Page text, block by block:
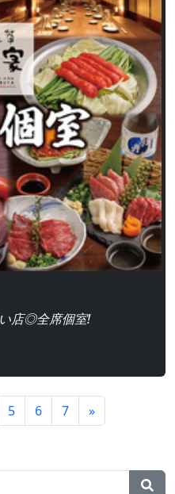
店◎全席個室!
5 6 7 »